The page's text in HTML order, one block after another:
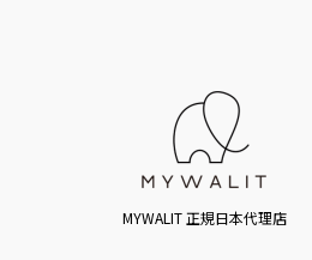
MYWALIT 正規日本代理店